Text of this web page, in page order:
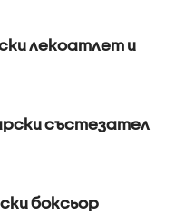
лекоатлет и
състезател
боксьор